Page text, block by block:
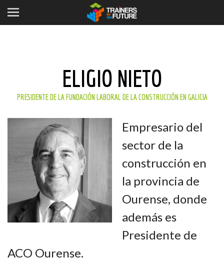
ELIGIO NIETO
PRESIDENTE DE LA FUNDACIÓN LABORAL DE LA CONSTRUCCIÓN EN GALICIA
Empresario del
sector de la
construcción en
la provincia de
Ourense, donde
además es
Presidente de
ACO Ourense.